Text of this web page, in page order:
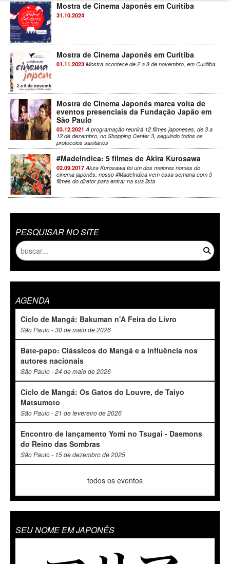
Mostra de Cinema Japonês em Curitiba
31.10.2024
Mostra de Cinema Japonês em Curitiba
01.11.2023 Mostra acontece de 2 a 8 de novembro, em Curitiba.
Mostra de Cinema Japonês marca volta de
eventos presenciais da Fundação Japão em
São Paulo
03.12.2021 A programação reunirá 12 filmes japoneses, de 3 a
12 de dezembro, no Shopping Center 3, seguindo todos os
protocolos sanitários
#MadeIndica: 5 filmes de Akira Kurosawa
02.09.2017Akira Kurosawa foi um dos maiores nomes do
cinema japonês, nosso #MadeIndica vem essa semana com 5
filmes do diretor para entrar na sua lista
PESQUISAR NO SITE
AGENDA
Ciclo de Mangá: Bakuman n'A Feira do Livro
São Paulo - 30 de maio de 2026
Bate-papo: Clássicos do Mangá e a influência nos
autores nacionais
São Paulo - 24 de maio de 2026
Ciclo de Mangá: Os Gatos do Louvre, de Taiyo
Matsumoto
São Paulo - 21 de fevereiro de 2026
Encontro de lançamento Yomi no Tsugai - Daemons
do Reino das Sombras
São Paulo - 15 de dezembro de 2025
todos os eventos
SEU NOME EM JAPONÊS